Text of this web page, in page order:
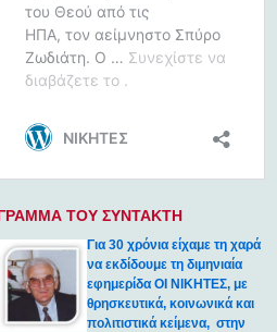
ΤΟΥ ΣΥΝΤΑΚΤΗ
Για 30 χρόνια είχαμε τη χαρά
να εκδίδουμε τη διμηνιαία
εφημερίδα ΟΙ ΝΙΚΗΤΕΣ, με
θρησκευτικά, κοινωνικά και
πολιτιστικά κείμενα, στην